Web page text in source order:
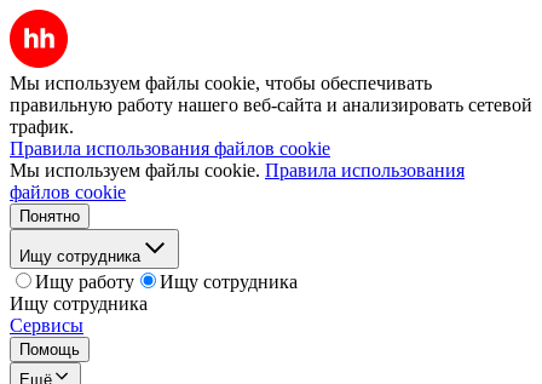
Мы используем файлы cookie, чтобы обеспечивать
правильную работу нашего веб-сайта и анализировать сетевой
трафик.
Правила использования файлов cookie
Мы используем файлы cookie. Правила использования
файлов cookie
Понятно
Ищу сотрудника
Ищу работу
Ищу сотрудника
Ищу сотрудника
Сервисы
Помощь
Ещё